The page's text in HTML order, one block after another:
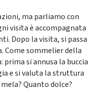
ma parliamo con
visita è accompagnata
Dopo la visita, si passa
Come sommelier della
prima si annusa la buccia
e si valuta la struttura
Quanto dolce?